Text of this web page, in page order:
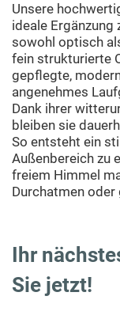
Unsere
ideale Ergänzung
sowohl optisch
fein strukturierte
gepflegte,
angenehmes
Dank ihrer
bleiben sie
So entsteht ein
Außenbereich zu
freiem Himmel
Durchatmen
Ihr
Sie jetzt!